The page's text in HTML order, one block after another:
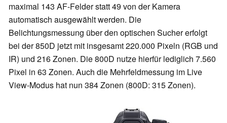
maximal 143 AF-Felder statt 49 von der Kamera
automatisch ausgewählt werden. Die
Belichtungsmessung über den optischen Sucher erfolgt
bei der 850D jetzt mit insgesamt 220.000 Pixeln (RGB und
IR) und 216 Zonen. Die 800D nutze hierfür lediglich 7.560
Pixel in 63 Zonen. Auch die Mehrfeldmessung im Live
View-Modus hat nun 384 Zonen (800D: 315 Zonen).